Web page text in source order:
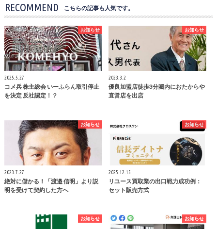
RECOMMEND こちらの記事も人気です。
お知らせ
2025.5.27
コメ兵 株主総会 いーふらん取引停止
を決定 反社認定！？
お知らせ
2023.3.2
優良加盟店徒歩3分圏内におたからや
直営店を出店
お知らせ
2023.7.27
絶対に儲かる！「渡邉 信明」より説
明を受けて契約した方へ
お知らせ
2025.12.15
リユース買取業の出口戦力成功例：
セット販売方式
お知らせ お知らせ